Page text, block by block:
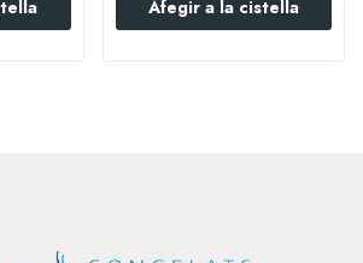
Afegir a la cistella